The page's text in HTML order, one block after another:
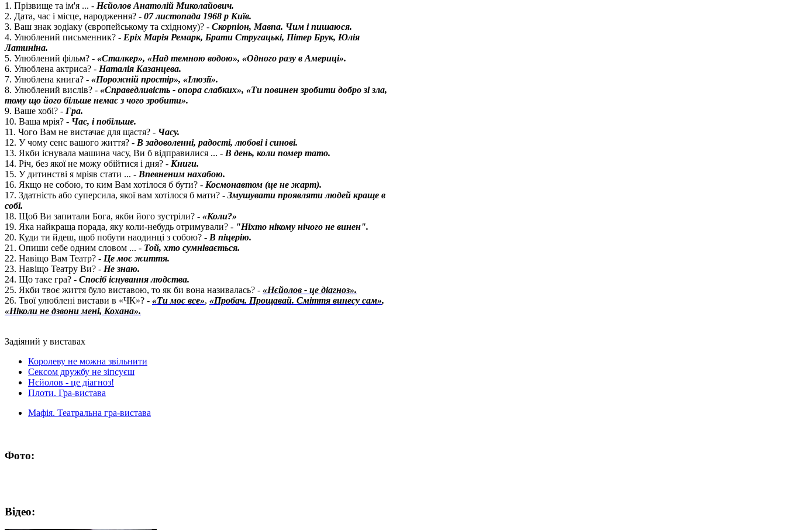
1. Прізвище та ім'я ... - Нєйолов Анатолій Миколайович.
2. Дата, час і місце, народження? - 07 листопада 1968 р Київ.
3. Ваш знак зодіаку (європейському та східному)? - Скорпіон, Мавпа. Чим і пишаюся.
4. Улюблений письменник? - Еріх Марія Ремарк, Брати Стругацькі, Пітер Брук, Юлія
Латиніна.
5. Улюблений фільм? - «Сталкер», «Над темною водою», «Одного разу в Америці».
6. Улюблена актриса? - Наталія Казанцева.
7. Улюблена книга? - «Порожній простір», «Ілюзії».
8. Улюблений вислів? - «Справедливість - опора слабких», «Ти повинен зробити добро зі зла,
тому що його більше немає з чого зробити».
9. Ваше хобі? - Гра.
10. Ваша мрія? - Час, і побільше.
11. Чого Вам не вистачає для щастя? - Часу.
12. У чому сенс вашого життя? - В задоволенні, радості, любові і синові.
13. Якби існувала машина часу, Ви б відправилися ... - В день, коли помер тато.
14. Річ, без якої не можу обійтися і дня? - Книги.
15. У дитинстві я мріяв стати ... - Впевненим нахабою.
16. Якщо не собою, то ким Вам хотілося б бути? - Космонавтом (це не жарт).
17. Здатність або суперсила, якої вам хотілося б мати? - Змушувати проявляти людей краще в
собі.
18. Щоб Ви запитали Бога, якби його зустріли? - «Коли?»
19. Яка найкраща порада, яку коли-небудь отримували? - "Ніхто нікому нічого не винен".
20. Куди ти йдеш, щоб побути наодинці з собою? - В піцерію.
21. Опиши себе одним словом ... - Той, хто сумнівається.
22. Навіщо Вам Театр? - Це моє життя.
23. Навіщо Театру Ви? - Не знаю.
24. Що таке гра? - Спосіб існування людства.
25. Якби твоє життя було виставою, то як би вона називалась? - «Нєйолов - це діагноз».
26. Твої улюблені вистави в «ЧК»? - «Ти моє все», «Пробач. Прощавай. Сміття винесу сам»,
«Ніколи не дзвони мені, Кохана».
Задіяний у виставах
Королеву не можна звільнити
Сексом дружбу не зіпсуєш
Нєйолов - це діагноз!
Плоти. Гра-вистава
Мафія. Театральна гра-вистава
Фото:
Відео: